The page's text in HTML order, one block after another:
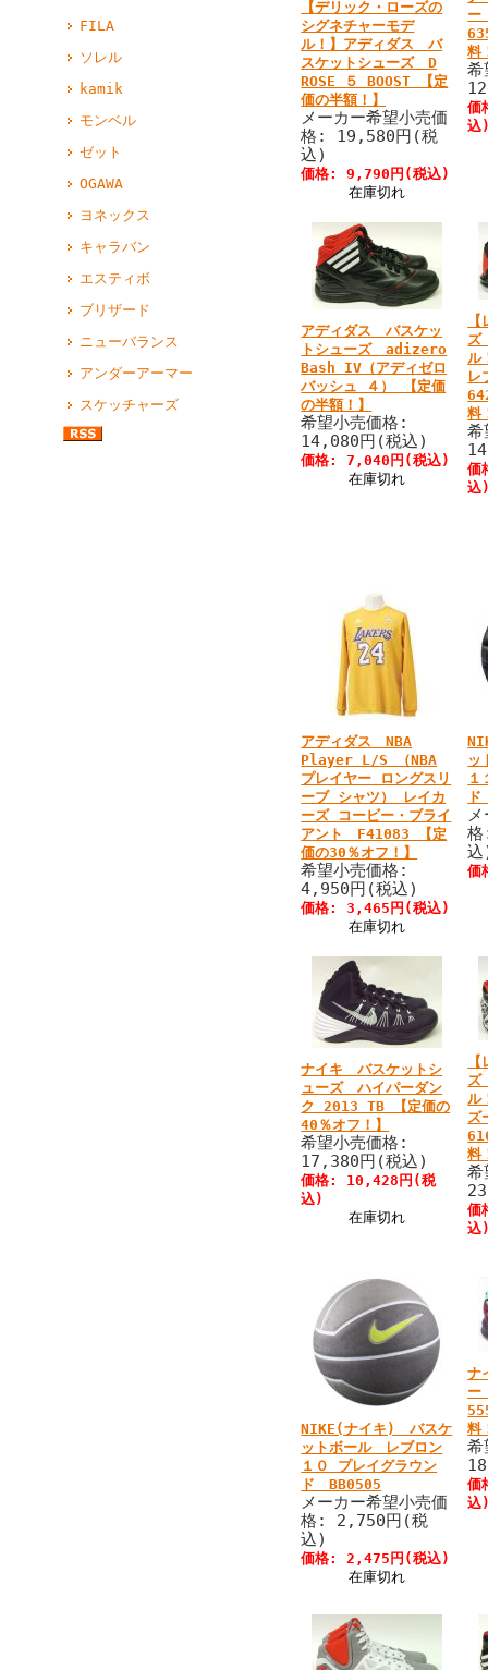
FILA
ソレル
kamik
モンベル
ゼット
OGAWA
ヨネックス
キャラバン
エスティボ
ブリザード
ニューバランス
アンダーアーマー
スケッチャーズ
【デリック・ローズの
シグネチャーモデ
ル！】アディダス バ
スケットシューズ D
ROSE ５ BOOST 【定
価の半額！】
メーカー希望小売価
格: 19,580円(税
込)
価格: 9,790円(税込)
在庫切れ
ー
料
価
込
アディダス バスケッ
トシューズ adizero
Bash IV（アディゼロ
バッシュ ４） 【定価
の半額！】
希望小売価格:
14,080円(税込)
価格: 7,040円(税込)
在庫切れ
ズ
ル
料
価
込
アディダス NBA
Player L/S （NBA
プレイヤー ロングスリ
ーブ シャツ） レイカ
ーズ コービー・ブライ
アント F41083 【定
価の30％オフ！】
希望小売価格:
4,950円(税込)
価格: 3,465円(税込)
在庫切れ
ッ
１
価
ナイキ バスケットシ
ューズ ハイパーダン
ク 2013 TB 【定価の
40％オフ！】
希望小売価格:
17,380円(税込)
価格: 10,428円(税
込)
在庫切れ
ズ
ル
ズ
料
価
込
NIKE(ナイキ) バスケ
ットボール レブロン
１０ プレイグラウン
ド BB0505
メーカー希望小売価
格: 2,750円(税
込)
価格: 2,475円(税込)
在庫切れ
ナ
料
価
込